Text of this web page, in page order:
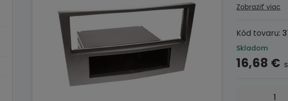
Zobraziť viac
Kód tovaru:
Skladom
16,68 €
množstvo